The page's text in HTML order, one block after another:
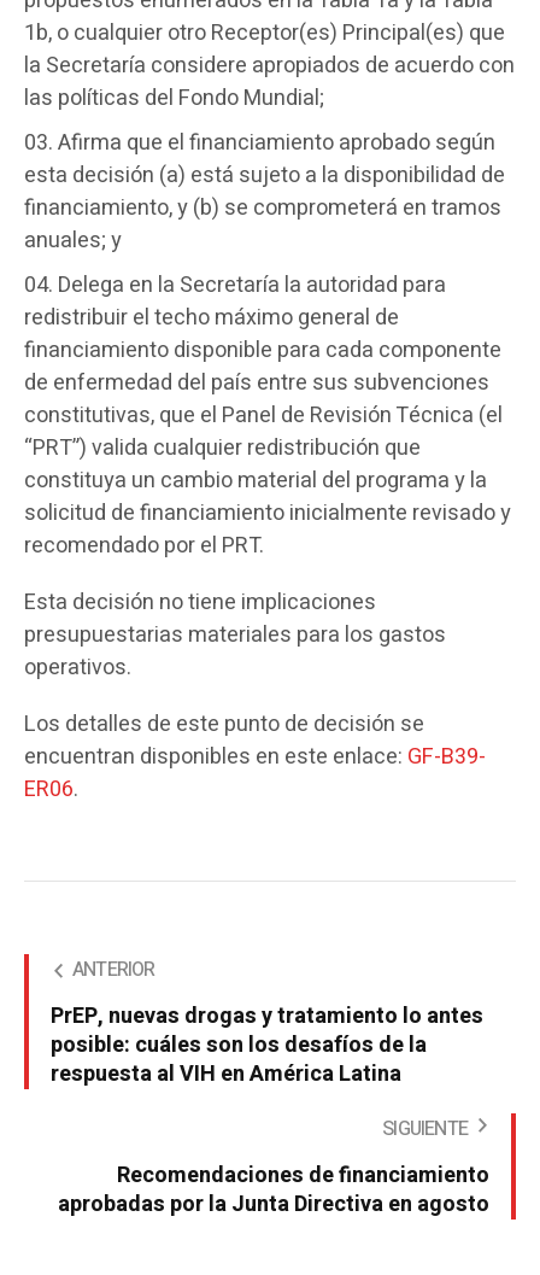
1b, o cualquier otro Receptor(es) Principal(es) que
la Secretaría considere apropiados de acuerdo con
las políticas del Fondo Mundial;
Afirma que el financiamiento aprobado según
esta decisión (a) está sujeto a la disponibilidad de
financiamiento, y (b) se comprometerá en tramos
anuales; y
Delega en la Secretaría la autoridad para
redistribuir el techo máximo general de
financiamiento disponible para cada componente
de enfermedad del país entre sus subvenciones
constitutivas, que el Panel de Revisión Técnica (el
“PRT”) valida cualquier redistribución que
constituya un cambio material del programa y la
solicitud de financiamiento inicialmente revisado y
recomendado por el PRT.
Esta decisión no tiene implicaciones
presupuestarias materiales para los gastos
operativos.
Los detalles de este punto de decisión se
encuentran disponibles en este enlace: GF-B39-
ER06.
ANTERIOR
PrEP, nuevas drogas y tratamiento lo antes
posible: cuáles son los desafíos de la
respuesta al VIH en América Latina
SIGUIENTE
Recomendaciones de financiamiento
aprobadas por la Junta Directiva en agosto